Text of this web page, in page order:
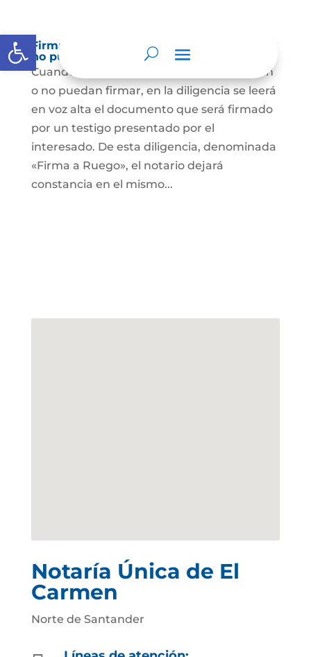
Abrir barra de herramientas
Firma a Ruego – Personas que no saben o
no puede firmar
Cuando se trate de personas que no sepan
o no puedan firmar, en la diligencia se leerá
en voz alta el documento que será firmado
por un testigo presentado por el
interesado. De esta diligencia, denominada
«Firma a Ruego», el notario dejará
constancia en el mismo...
Notaría Única de El
Carmen
Norte de Santander